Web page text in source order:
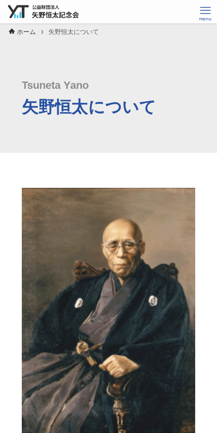
ホーム 矢野恒太について
Tsuneta Yano
矢野恒太について